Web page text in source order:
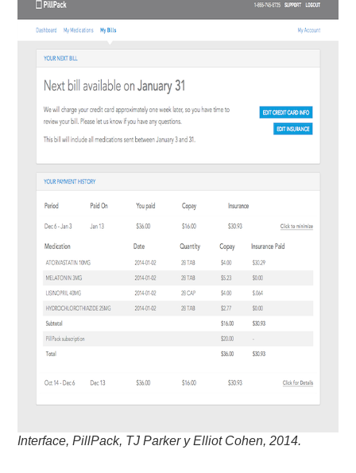
Interface, PillPack, TJ Parker y Elliot Cohen, 2014.